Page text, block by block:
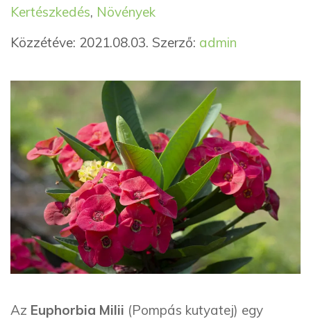
Kategória
Kertészkedés, NövényekCímkék
Közzétéve: 2021.08.03. Szerző: admin
Az Euphorbia Milii (Pompás kutyatej) egy